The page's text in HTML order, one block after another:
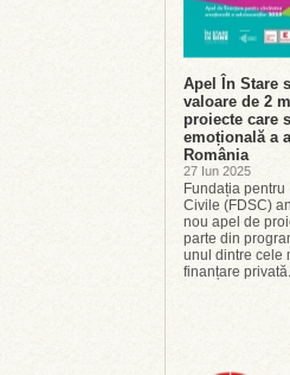
Apel În Stare
valoare de 2
proiecte care
emoțională a
România
27 Iun 2025
Fundația
Civile (FDSC)
nou apel de
parte din
unul dintre cele
finanțare